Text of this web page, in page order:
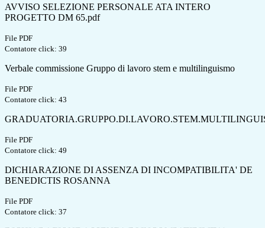
AVVISO SELEZIONE PERSONALE ATA INTERO
PROGETTO DM 65.pdf
File PDF
Contatore click: 39
Verbale commissione Gruppo di lavoro stem e multilinguismo
File PDF
Contatore click: 43
File PDF
Contatore click: 49
DICHIARAZIONE DI ASSENZA DI INCOMPATIBILITA' DE
BENEDICTIS ROSANNA
File PDF
Contatore click: 37